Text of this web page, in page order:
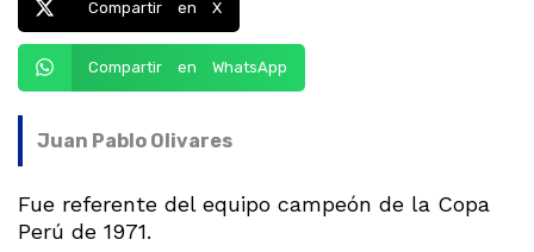
Compartir en X
Compartir en WhatsApp
Juan Pablo Olivares
Fue referente del equipo campeón de la Copa
Perú de 1971.